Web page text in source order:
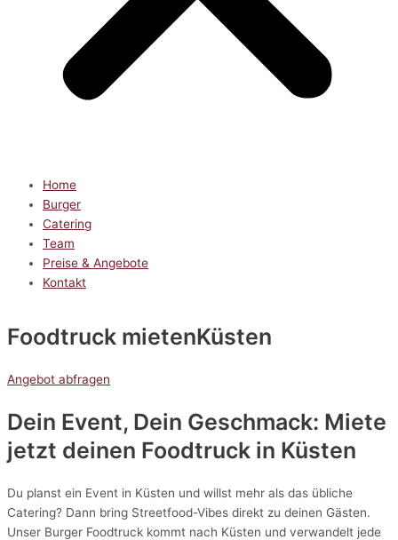
Home
Burger
Catering
Team
Preise & Angebote
Kontakt
Foodtruck mietenKüsten
Angebot abfragen
Dein Event, Dein Geschmack: Miete
jetzt deinen Foodtruck in Küsten
Du planst ein Event in Küsten und willst mehr als das übliche
Catering? Dann bring Streetfood-Vibes direkt zu deinen Gästen.
Unser Burger Foodtruck kommt nach Küsten und verwandelt jede